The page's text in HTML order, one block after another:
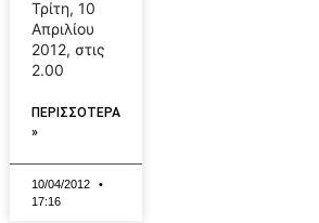
Τρίτη, 10
Απριλίου
2012, στις
2.00
ΠΕΡΙΣΣΟΤΕΡΑ
»
10/04/2012
17:16